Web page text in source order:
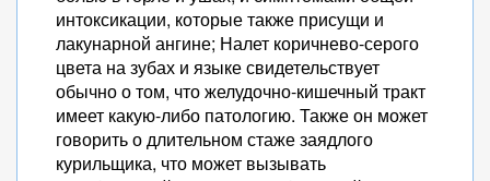
интоксикации, которые также присущи и
лакунарной ангине; Налет коричнево-серого
цвета на зубах и языке свидетельствует
обычно о том, что желудочно-кишечный тракт
имеет какую-либо патологию. Также он может
говорить о длительном стаже заядлого
курильщика, что может вызывать